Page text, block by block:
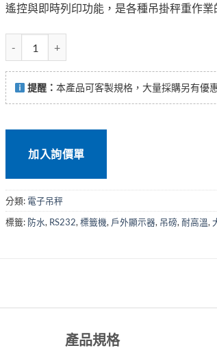
遙控與即時列印功能，是各種吊掛秤重作業
提醒：本產品可客製規格，大量採購另有優
加入詢價單
分類: 電子吊秤
標籤: 防水, RS232,標籤機, 戶外顯示器, 吊磅,耐高溫,
產品規格